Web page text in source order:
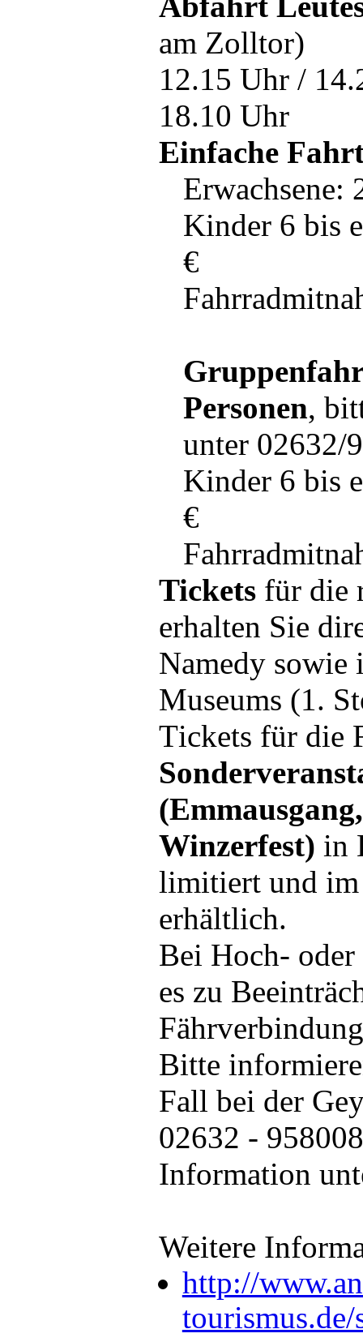
am Zolltor)
12.15 Uhr /
18.10 Uhr
Einfache
Erwachsene:
Kinder 6 bis
€
Personen,
unter 02632/
Kinder 6 bis
€
Tickets für die
erhalten Sie
Namedy sowie
Museums (1.
Tickets für die
Winzerfest) in
limitiert und
erhältlich.
Bei Hoch-
es zu
Bitte
Fall bei der
02632 -
Information
Weitere
http://